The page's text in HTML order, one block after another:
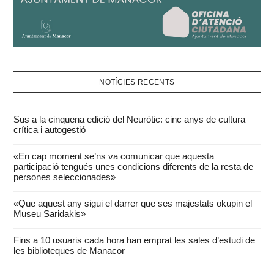
NOTÍCIES RECENTS
Sus a la cinquena edició del Neuròtic: cinc anys de cultura
crítica i autogestió
«En cap moment se’ns va comunicar que aquesta
participació tengués unes condicions diferents de la resta de
persones seleccionades»
«Que aquest any sigui el darrer que ses majestats okupin el
Museu Saridakis»
Fins a 10 usuaris cada hora han emprat les sales d’estudi de
les biblioteques de Manacor